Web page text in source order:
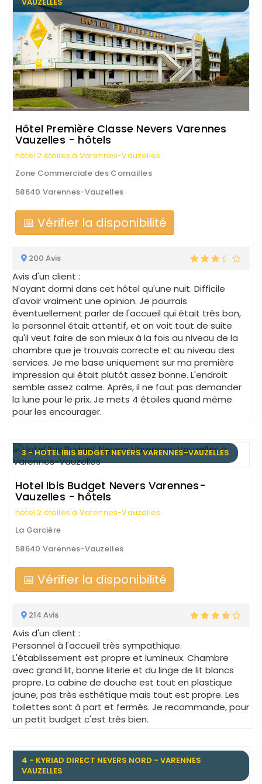
VAUZELLES
Hôtel Première Classe Nevers Varennes
Vauzelles - hôtels
hôtel 2 étoiles à Varennes-Vauzelles
Zone Commerciale des Comailles
58640 Varennes-Vauzelles
📅 Vérifier la disponibilité
200 Avis
Avis d'un client :
N'ayant dormi dans cet hôtel qu'une nuit. Difficile
d'avoir vraiment une opinion. Je pourrais
éventuellement parler de l'accueil qui était très bon,
le personnel était attentif, et on voit tout de suite
qu'il veut faire de son mieux à la fois au niveau de la
chambre que je trouvais correcte et au niveau des
services. Je me base uniquement sur ma première
impression qui était plutôt assez bonne. L'endroit
semble assez calme. Après, il ne faut pas demander
la lune pour le prix. Je mets 4 étoiles quand même
pour les encourager.
3 - HOTEL IBIS BUDGET NEVERS VARENNES-VAUZELLES
Hotel Ibis Budget Nevers Varennes-
Vauzelles - hôtels
hôtel 2 étoiles à Varennes-Vauzelles
La Garcière
58640 Varennes-Vauzelles
📅 Vérifier la disponibilité
214 Avis
Avis d'un client :
Personnel à l'accueil très sympathique.
L'établissement est propre et lumineux. Chambre
avec grand lit, bonne literie et du linge de lit blancs
propre. La cabine de douche est tout en plastique
jaune, pas très esthétique mais tout est propre. Les
toilettes sont à part et fermés. Je recommande, pour
un petit budget c'est très bien.
4 - KYRIAD DIRECT NEVERS NORD - VARENNES
VAUZELLES